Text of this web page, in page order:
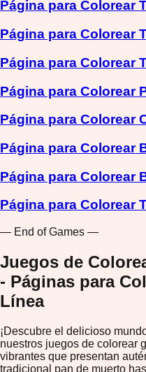
Página para Colorear
Página para Colorear
Página para Colorear
Página para Colorear
Página para Colorear
Página para Colorear
Página para Colorear
Página para Colorear
— End of Games —
Juegos de
- Páginas para
Línea
¡Descubre el delicioso
nuestros juegos de colorear
vibrantes que presentan
tradicional pan de muerto